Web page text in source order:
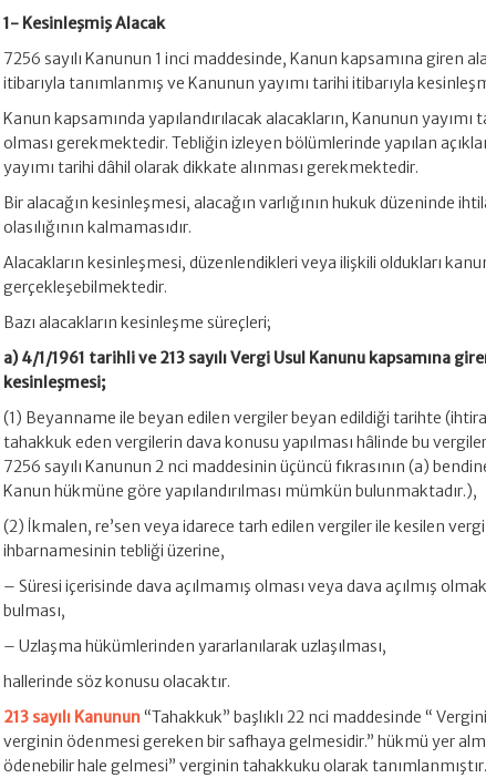
1- Kesinleşmiş Alacak
7256 sayılı Kanunun 1 inci maddesinde, Kanun kapsamına giren
itibarıyla tanımlanmış ve Kanunun yayımı tarihi itibarıyla
Kanun kapsamında yapılandırılacak alacakların, Kanunun
olması gerekmektedir. Tebliğin izleyen bölümlerinde yapılan
yayımı tarihi dâhil olarak dikkate alınması gerekmektedir.
Bir alacağın kesinleşmesi, alacağın varlığının hukuk düzeninde
olasılığının kalmamasıdır.
Alacakların kesinleşmesi, düzenlendikleri veya ilişkili oldukları
gerçekleşebilmektedir.
Bazı alacakların kesinleşme süreçleri;
a) 4/1/1961 tarihli ve 213 sayılı Vergi Usul Kanunu kapsamına
kesinleşmesi;
(1) Beyanname ile beyan edilen vergiler beyan edildiği tarihte
tahakkuk eden vergilerin dava konusu yapılması hâlinde bu
7256 sayılı Kanunun 2 nci maddesinin üçüncü fıkrasının (a)
Kanun hükmüne göre yapılandırılması mümkün bulunmaktadır.),
(2) İkmalen, re’sen veya idarece tarh edilen vergiler ile kesilen
ihbarnamesinin tebliği üzerine,
– Süresi içerisinde dava açılmamış olması veya dava açılmış
bulması,
– Uzlaşma hükümlerinden yararlanılarak uzlaşılması,
hallerinde söz konusu olacaktır.
213 sayılı Kanunun “Tahakkuk” başlıklı 22 nci maddesinde “
verginin ödenmesi gereken bir safhaya gelmesidir.” hükmü yer
ödenebilir hale gelmesi” verginin tahakkuku olarak tanımlanmıştır.